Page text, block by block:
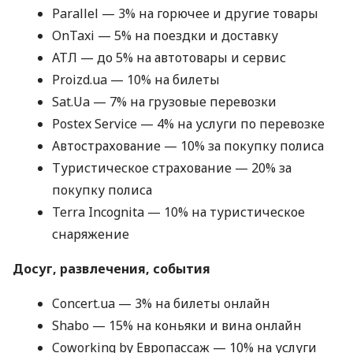
Parallel — 3% на горючее и другие товары
OnTaxi — 5% на поездки и доставку
АТЛ — до 5% на автотовары и сервис
Proizd.ua — 10% на билеты
Sat.Ua — 7% на грузовые перевозки
Postex Service — 4% на услуги по перевозке
Автострахование — 10% за покупку полиса
Туристическое страхование — 20% за
покупку полиса
Terra Incognita — 10% на туристическое
снаряжение
Досуг, развлечения, события
Concert.ua — 3% на билеты онлайн
Shabo — 15% на коньяки и вина онлайн
Coworking by Европассаж — 10% на услуги